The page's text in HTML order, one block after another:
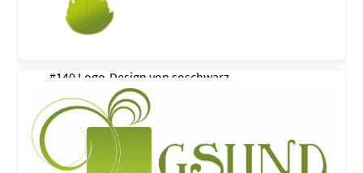
#140 Logo-Design von soschwarz